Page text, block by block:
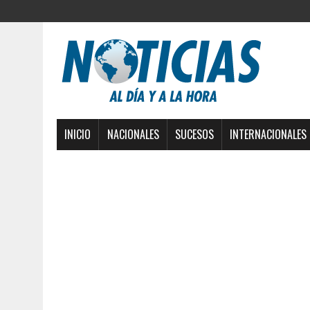
INICIO NACIONALES SUCESOS INTERNACIONALES